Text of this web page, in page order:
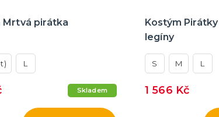
Mrtvá pirátka
L
Skladem
Kostým
legíny
S M L
1 566 Kč